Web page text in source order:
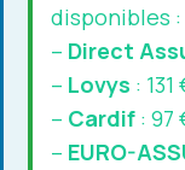
disponibles :
– Direct
– Lovys :
– Cardif : 97
– EURO-